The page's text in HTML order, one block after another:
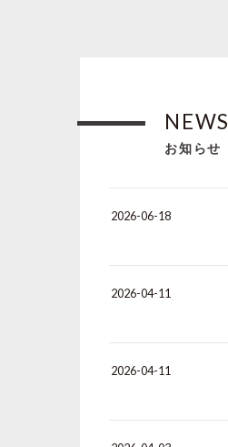
NEWS
お知らせ
2026-06-18
2026-04-11
2026-04-11